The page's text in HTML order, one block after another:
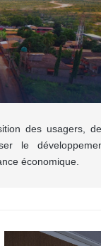
des usagers,
le
économique.